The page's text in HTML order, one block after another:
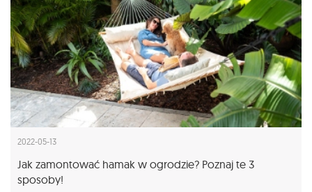
2022-05-13
Jak zamontować hamak w ogrodzie? Poznaj te 3
sposoby!